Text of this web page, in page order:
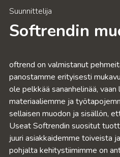
Suunnittelija
Softrendin
oftrend on valmistanut
panostamme erityisesti
ole pelkkää sananhelinää,
materiaaliemme ja
sellaisen muodon ja sisällön,
Useat Softrendin suositut
juuri asiakkaidemme toiveista
pohjalta kehitystiimimme on